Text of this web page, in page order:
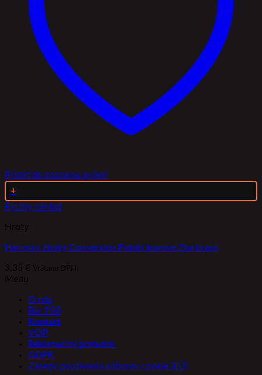
Pridať do zoznamu prianí
+
Rýchly náhľad
Hroty
Harrows Hroty Conversion Points kovove 2ba brass
3,35 € Vrátane DPH
Menu
O nás
Bar P38
Kontakt
VOP
Reklamačný poriadok
GDPR
Zásady používania súborov cookie (EÚ)